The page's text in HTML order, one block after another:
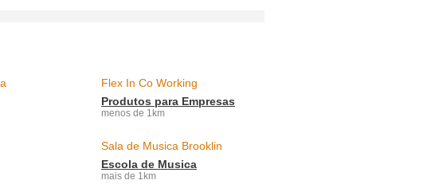
Flex In Co Working
Produtos para Empresas
menos de 1km
Sala de Musica Brooklin
Escola de Musica
mais de 1km